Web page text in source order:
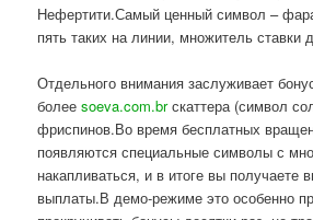
Нефертити.Самый ценный символ –
пять таких на линии, множитель ставки
Отдельного внимания заслуживает
болееsoeva.com.brскаттера (символ
фриспинов.Во время бесплатных
появляются специальные символы с
накапливаться, и в итоге вы получаете
выплаты.В демо-режиме это особенно